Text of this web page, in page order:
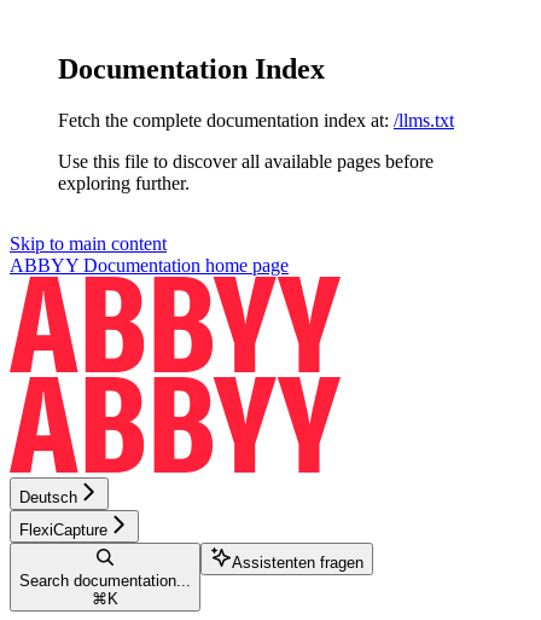
Documentation Index
Fetch the complete documentation index at: /llms.txt
Use this file to discover all available pages before
exploring further.
Skip to main content
ABBYY Documentation home page
Deutsch
FlexiCapture
Search documentation...
⌘ K
Assistenten fragen